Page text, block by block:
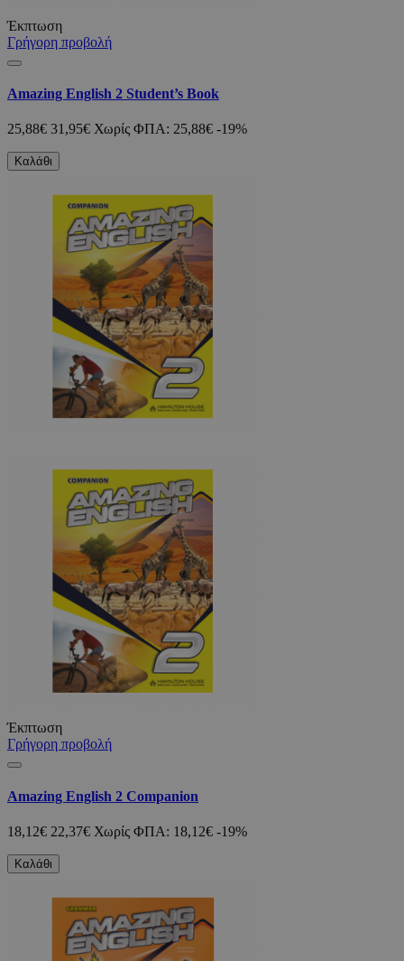
Έκπτωση
Γρήγορη προβολή
Amazing English 2 Student’s Book
25,88€ 31,95€ Χωρίς ΦΠΑ: 25,88€ -19%
Καλάθι
Έκπτωση
Γρήγορη προβολή
Amazing English 2 Companion
18,12€ 22,37€ Χωρίς ΦΠΑ: 18,12€ -19%
Καλάθι